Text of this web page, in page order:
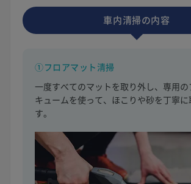
車内清掃の内容
①フロアマット清掃
一度すべてのマットを取り外し、専用
キュームを使って、ほこりや砂を丁寧に
す。